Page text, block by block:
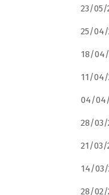
23/05/
25/04/
18/04/
11/04/
04/
28/03/
21/03/
14/03/
28/02/